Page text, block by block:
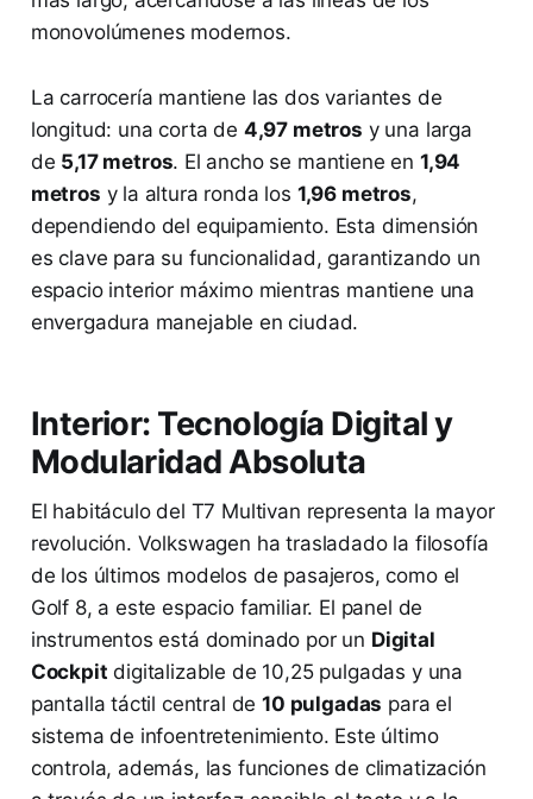
monovolúmenes modernos.
La carrocería mantiene las dos variantes de
longitud: una corta de 4,97 metros y una larga
de 5,17 metros. El ancho se mantiene en 1,94
metros y la altura ronda los 1,96 metros,
dependiendo del equipamiento. Esta dimensión
es clave para su funcionalidad, garantizando un
espacio interior máximo mientras mantiene una
envergadura manejable en ciudad.
Interior: Tecnología Digital y
Modularidad Absoluta
El habitáculo del T7 Multivan representa la mayor
revolución. Volkswagen ha trasladado la filosofía
de los últimos modelos de pasajeros, como el
Golf 8, a este espacio familiar. El panel de
instrumentos está dominado por un Digital
Cockpit digitalizable de 10,25 pulgadas y una
pantalla táctil central de10 pulgadas para el
sistema de infoentretenimiento. Este último
controla, además, las funciones de climatización